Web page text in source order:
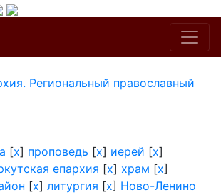
Региональный православный
[x] проповедь [x] иерей [x]
епархия [x] храм [x]
[x] литургия [x] Ново-Ленино